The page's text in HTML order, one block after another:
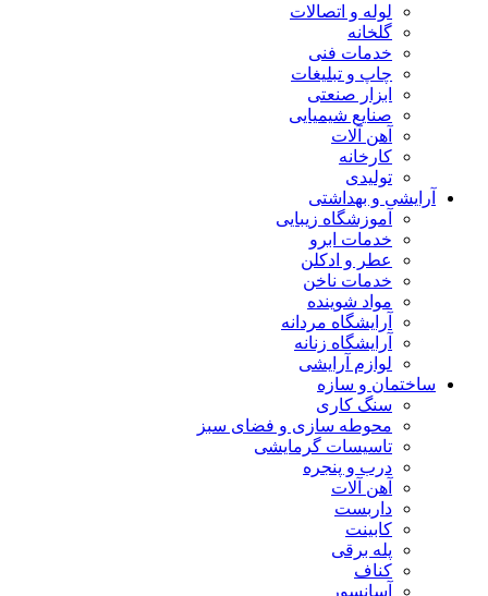
لوله و اتصالات
گلخانه
خدمات فنی
چاپ و تبلیغات
ابزار صنعتی
صنایع شیمیایی
آهن آلات
کارخانه
تولیدی
آرایشی و بهداشتی
آموزشگاه زیبایی
خدمات ابرو
عطر و ادکلن
خدمات ناخن
مواد شوینده
آرایشگاه مردانه
آرایشگاه زنانه
لوازم آرایشی
ساختمان و سازه
سنگ کاری
محوطه سازی و فضای سبز
تاسیسات گرمایشی
درب و پنجره
آهن آلات
داربست
کابینت
پله برقی
کناف
آسانسور